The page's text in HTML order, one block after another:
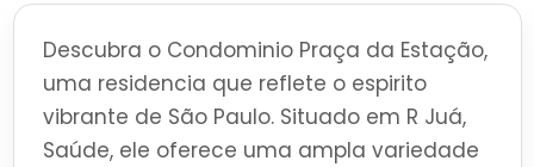
Descubra o Condominio Praça da Estação,
uma residencia que reflete o espirito
vibrante de São Paulo. Situado em R Juá,
Saúde, ele oferece uma ampla variedade